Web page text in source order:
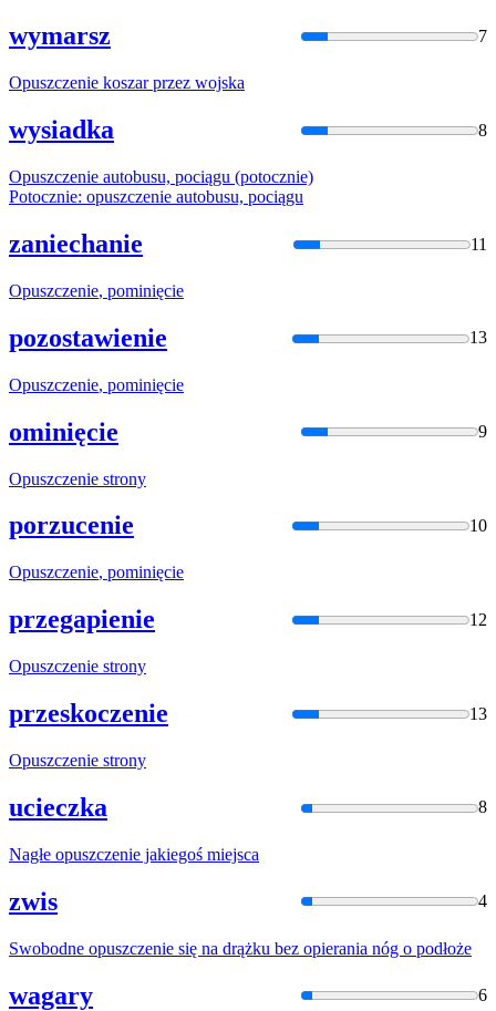
wymarsz 7
Opuszczenie koszar przez wojska
wysiadka 8
Opuszczenie autobusu, pociągu (potocznie)
Potocznie: opuszczenie autobusu, pociągu
zaniechanie 11
Opuszczenie, pominięcie
pozostawienie 13
Opuszczenie, pominięcie
ominięcie 9
Opuszczenie strony
porzucenie 10
Opuszczenie, pominięcie
przegapienie 12
Opuszczenie strony
przeskoczenie 13
Opuszczenie strony
ucieczka 8
Nagłe opuszczenie jakiegoś miejsca
zwis 4
Swobodne opuszczenie się na drążku bez opierania nóg o podłoże
wagary 6